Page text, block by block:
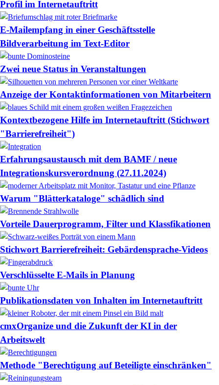
Profil im Internetauftritt
E-Mailempfang in einer Geschäftsstelle
Bildverarbeitung im Text-Editor
Zwei neue Status in Veranstaltungen
Anzeige der Kontaktinformationen von Mitarbeitern
Kontextbezogene Hilfe im Internetauftritt (Stichwort
"Barrierefreiheit")
Erfahrungsaustausch mit dem BAMF / neue
Integrationskursverordnung (27.11.2024)
Warum "Blätterkataloge" schädlich sind
Vorteile Dauerprogramm, Filter und Klassfikationen
Stichwort Barrierefreiheit: Gebärdensprache-Videos
Verschlüsselte E-Mails in Planung
Publikationsdaten von Inhalten im Internetauftritt
cmxOrganize und die Zukunft der KI in der
Arbeitswelt
Methode "Berechtigung auf Beteiligte einschränken"